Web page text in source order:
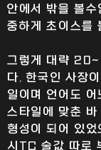
안에서 밖을 볼
중하게 초이스를
그렇게 대략
다. 한국인 사장
일이며 언어도
스타일에 맞춘 바
형성이 되어 있
시TC 술값 따로